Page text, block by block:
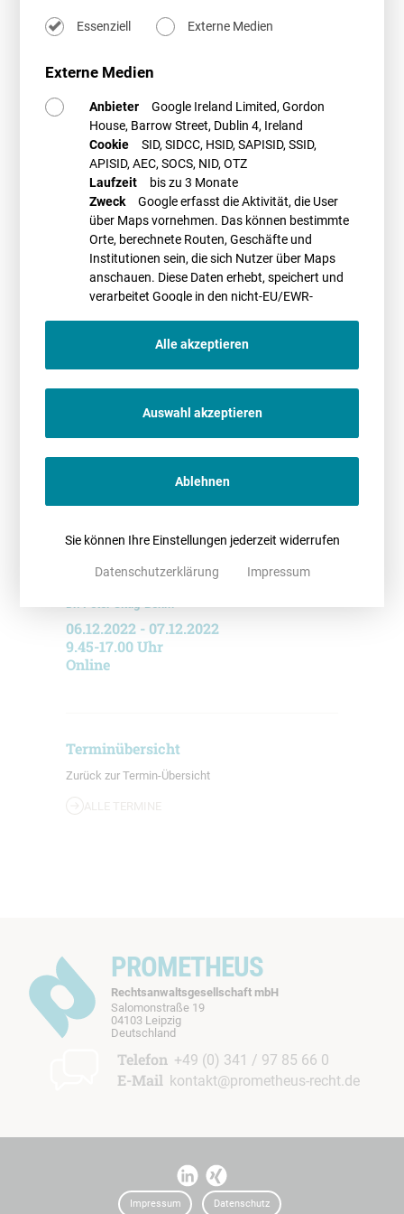
Rechtliche Herausforderungen für Genehmigung
und Planung
von Neugenehmigungen. Dennoch gibt es im Rahmen des Repowerings
Genehmigungsfähigkeit (Artenschutz, Denkmalschutz, Luftverkehr)
berücksichtigt werden, diskutieren Sie relevante
bauordnungsrechtliche Aspekte (Abstände, Standsicherheit) und
verstehen Sie die Rolle der Bauleitplanung für das Repowering.
Weitere Informationen und ein Anmeldeformular finden Sie hier
Weitere Termine:11./12.10.2022
Lesen Sie auch unseren Beitrag zum Thema Weiterbetrieb und
Repowering in der ER (hier abrufbar).
PROMETHEUS Referent*innen
Antje Böhlmann
06.12.2022 - 07.12.2022
9.45-17.00 Uhr
Online
Terminübersicht
Zurück zur Termin-Übersicht
ALLE TERMINE
PROMETHEUS
Rechtsanwaltsgesellschaft mbH
Salomonstraße 19
04103 Leipzig
Deutschland
b
Telefon +49 (0) 341 / 97 85 66 0
E-Mail kontakt@prometheus-recht.de
Impressum Datenschutz
Essenziell Externe Medien
Externe Medien
Anbieter
Google Ireland Limited, Gordon
House, Barrow Street, Dublin 4, Ireland
Cookie
SID, SIDCC, HSID, SAPISID, SSID,
APISID, AEC, SOCS, NID, OTZ
Laufzeit
bis zu 3 Monate
Zweck
Google erfasst die Aktivität, die User
über Maps vornehmen. Das können bestimmte
Orte, berechnete Routen, Geschäfte und
Institutionen sein, die sich Nutzer über Maps
anschauen. Diese Daten erhebt, speichert und
verarbeitet Google in den nicht-EU/EWR-
Alle akzeptieren
Auswahl akzeptieren
Ablehnen
Sie können Ihre Einstellungen jederzeit widerrufen
Datenschutzerklärung Impressum